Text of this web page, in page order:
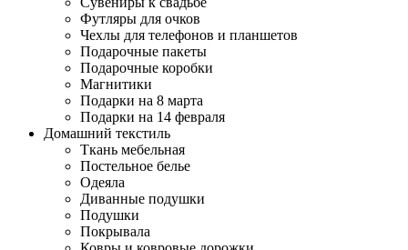
Футляры для очков
Чехлы для телефонов и планшетов
Подарочные пакеты
Подарочные коробки
Магнитики
Подарки на 8 марта
Подарки на 14 февраля
Домашний текстиль
Ткань мебельная
Постельное белье
Одеяла
Диванные подушки
Подушки
Покрывала